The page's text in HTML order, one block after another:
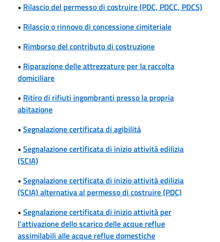
• Rilascio del permesso di costruire (PDC, PDCC, PDCS)
• Rilascio o rinnovo di concessione cimiteriale
• Rimborso del contributo di costruzione
• Riparazione delle attrezzature per la raccolta
domiciliare
• Ritiro di rifiuti ingombranti presso la propria
abitazione
• Segnalazione certificata di agibilità
• Segnalazione certificata di inizio attività edilizia
(SCIA)
• Segnalazione certificata di inizio attività edilizia
(SCIA) alternativa al permesso di costruire (PDC)
• Segnalazione certificata di inizio attività per
l'attivazione dello scarico delle acque reflue
assimilabili alle acque reflue domestiche